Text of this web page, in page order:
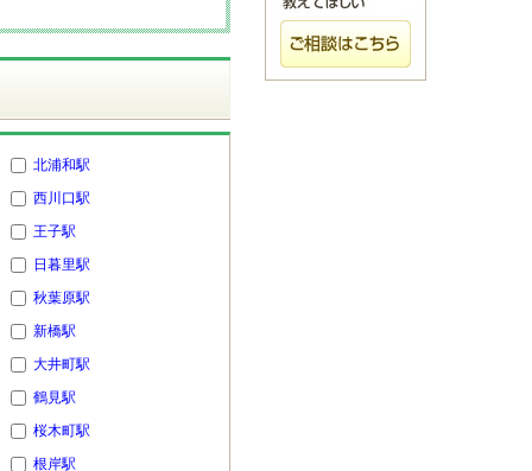
北浦和駅
西川口駅
王子駅
日暮里駅
秋葉原駅
新橋駅
大井町駅
鶴見駅
桜木町駅
根岸駅